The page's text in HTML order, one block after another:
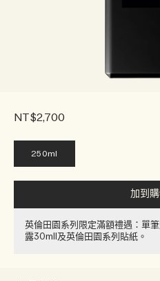
NT$2,700
250ml
加到
英倫田園系列限定滿額禮遇：單
露30ml​l​​及英倫田園系列貼紙​。